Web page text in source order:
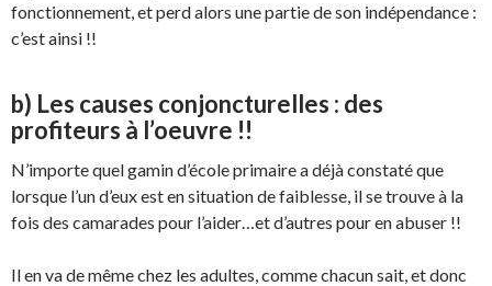
fonctionnement, et perd alors une partie de son indépendance :
c’est ainsi !!
b) Les causes conjoncturelles : des
profiteurs à l’oeuvre !!
N’importe quel gamin d’école primaire a déjà constaté que
lorsque l’un d’eux est en situation de faiblesse, il se trouve à la
fois des camarades pour l’aider…et d’autres pour en abuser !!
Il en va de même chez les adultes, comme chacun sait, et donc